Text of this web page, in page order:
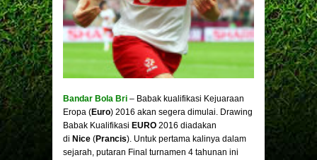
Bandar Bola Bri – Babak kualifikasi Kejuaraan
Eropa (Euro) 2016 akan segera dimulai. Drawing
Babak Kualifikasi EURO 2016 diadakan
di Nice (Prancis). Untuk pertama kalinya dalam
sejarah, putaran Final turnamen 4 tahunan ini